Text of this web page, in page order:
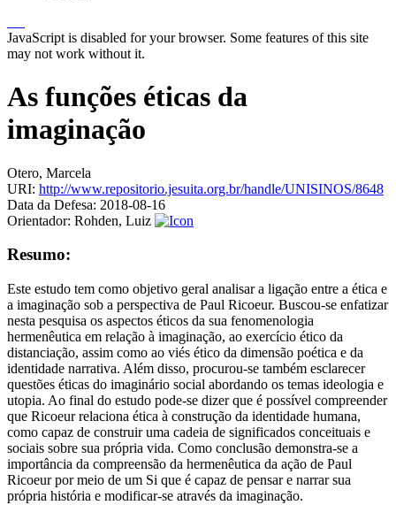
JavaScript is disabled for your browser. Some features of this site
may not work without it.
As funções éticas da
imaginação
Otero, Marcela
URI: http://www.repositorio.jesuita.org.br/handle/UNISINOS/8648
Data da Defesa: 2018-08-16
Orientador: Rohden, Luiz
Resumo:
Este estudo tem como objetivo geral analisar a ligação entre a ética e
a imaginação sob a perspectiva de Paul Ricoeur. Buscou-se enfatizar
nesta pesquisa os aspectos éticos da sua fenomenologia
hermenêutica em relação à imaginação, ao exercício ético da
distanciação, assim como ao viés ético da dimensão poética e da
identidade narrativa. Além disso, procurou-se também esclarecer
questões éticas do imaginário social abordando os temas ideologia e
utopia. Ao final do estudo pode-se dizer que é possível compreender
que Ricoeur relaciona ética à construção da identidade humana,
como capaz de construir uma cadeia de significados conceituais e
sociais sobre sua própria vida. Como conclusão demonstra-se a
importância da compreensão da hermenêutica da ação de Paul
Ricoeur por meio de um Si que é capaz de pensar e narrar sua
própria história e modificar-se através da imaginação.